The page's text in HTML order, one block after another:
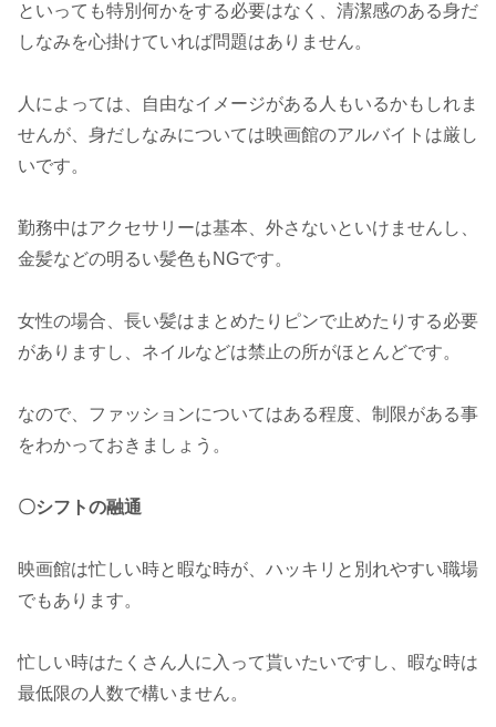
といっても特別何かをする必要はなく、清潔感のある身だ
しなみを心掛けていれば問題はありません。
人によっては、自由なイメージがある人もいるかもしれま
せんが、身だしなみについては映画館のアルバイトは厳し
いです。
勤務中はアクセサリーは基本、外さないといけませんし、
金髪などの明るい髪色もNGです。
女性の場合、長い髪はまとめたりピンで止めたりする必要
がありますし、ネイルなどは禁止の所がほとんどです。
なので、ファッションについてはある程度、制限がある事
をわかっておきましょう。
〇シフトの融通
映画館は忙しい時と暇な時が、ハッキリと別れやすい職場
でもあります。
忙しい時はたくさん人に入って貰いたいですし、暇な時は
最低限の人数で構いません。